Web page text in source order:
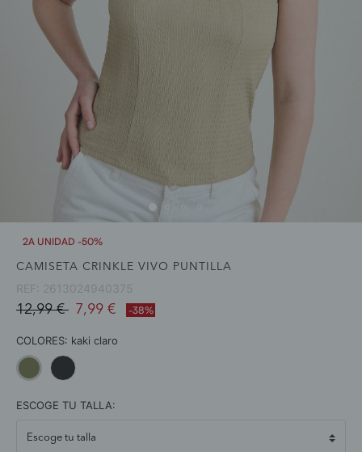
2A UNIDAD -50%
CAMISETA CRINKLE VIVO PUNTILLA
REF: 2613024940375
Price reduced from
12,99 €to7,99 € -38%
COLORES: kaki claro
ESCOGE TU TALLA: